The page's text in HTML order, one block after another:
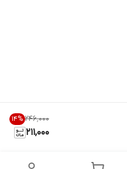
۲۴۶٬۰۰۰ 14%
211,000